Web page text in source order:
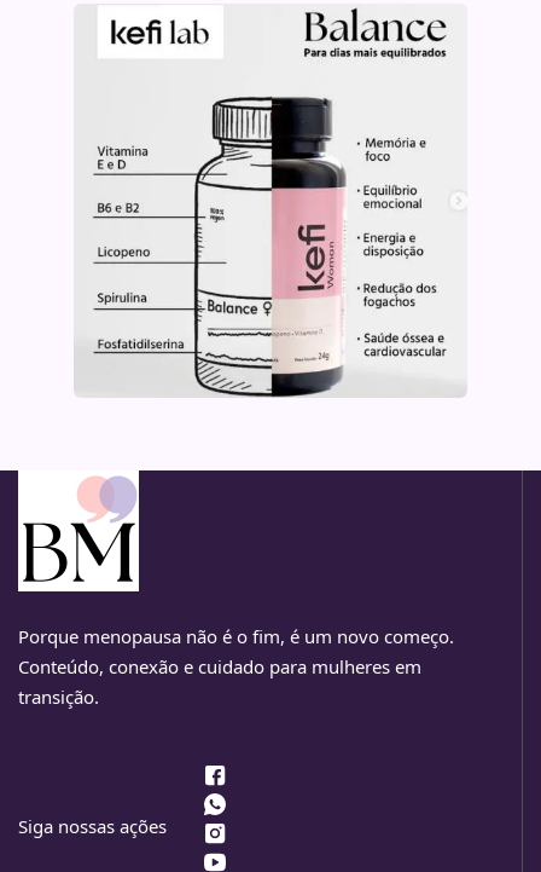
Porque menopausa não é o fim, é um novo começo.
Conteúdo, conexão e cuidado para mulheres em
transição.
Siga nossas ações